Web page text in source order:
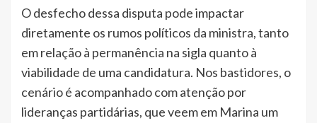
O desfecho dessa disputa pode impactar
diretamente os rumos políticos da ministra, tanto
em relação à permanência na sigla quanto à
viabilidade de uma candidatura. Nos bastidores, o
cenário é acompanhado com atenção por
lideranças partidárias, que veem em Marina um